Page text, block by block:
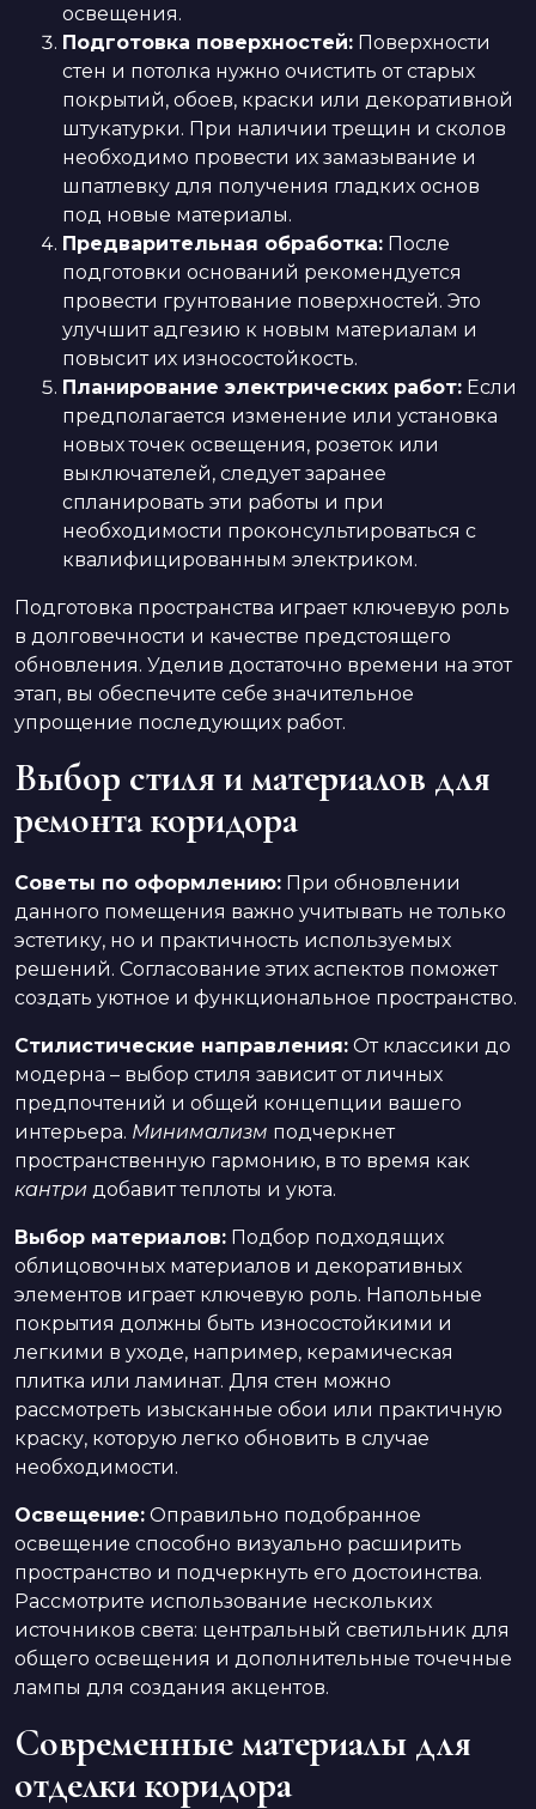
освещения.
Подготовка поверхностей: Поверхности
стен и потолка нужно очистить от старых
покрытий, обоев, краски или декоративной
штукатурки. При наличии трещин и сколов
необходимо провести их замазывание и
шпатлевку для получения гладких основ
под новые материалы.
Предварительная обработка: После
подготовки оснований рекомендуется
провести грунтование поверхностей. Это
улучшит адгезию к новым материалам и
повысит их износостойкость.
Планирование электрических работ: Если
предполагается изменение или установка
новых точек освещения, розеток или
выключателей, следует заранее
спланировать эти работы и при
необходимости проконсультироваться с
квалифицированным электриком.
Подготовка пространства играет ключевую роль
в долговечности и качестве предстоящего
обновления. Уделив достаточно времени на этот
этап, вы обеспечите себе значительное
упрощение последующих работ.
Выбор стиля и материалов для
ремонта коридора
Советы по оформлению: При обновлении
данного помещения важно учитывать не только
эстетику, но и практичность используемых
решений. Согласование этих аспектов поможет
создать уютное и функциональное пространство.
Стилистические направления: От классики до
модерна – выбор стиля зависит от личных
предпочтений и общей концепции вашего
интерьера. Минимализм подчеркнет
пространственную гармонию, в то время как
кантри добавит теплоты и уюта.
Выбор материалов: Подбор подходящих
облицовочных материалов и декоративных
элементов играет ключевую роль. Напольные
покрытия должны быть износостойкими и
легкими в уходе, например, керамическая
плитка или ламинат. Для стен можно
рассмотреть изысканные обои или практичную
краску, которую легко обновить в случае
необходимости.
Освещение: Оправильно подобранное
освещение способно визуально расширить
пространство и подчеркнуть его достоинства.
Рассмотрите использование нескольких
источников света: центральный светильник для
общего освещения и дополнительные точечные
лампы для создания акцентов.
Современные материалы для
отделки коридора